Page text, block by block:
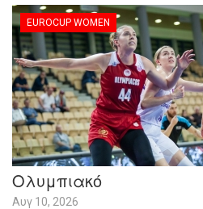
EUROCUP WOMEN
Ολυμπιακό
Αυγ 10, 2026